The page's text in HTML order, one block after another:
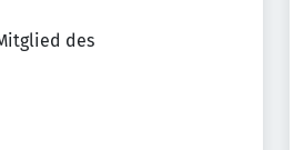
des